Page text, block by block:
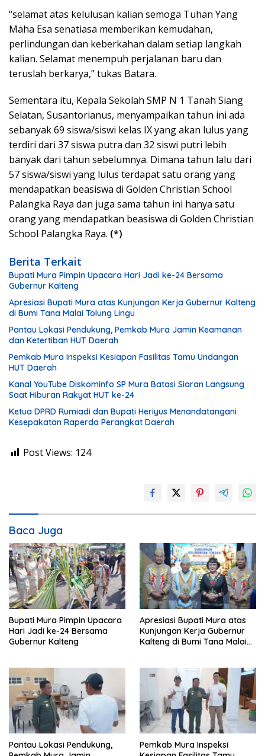
“selamat atas kelulusan kalian semoga Tuhan Yang
Maha Esa senatiasa memberikan kemudahan,
perlindungan dan keberkahan dalam setiap langkah
kalian. Selamat menempuh perjalanan baru dan
teruslah berkarya,” tukas Batara.
Sementara itu, Kepala Sekolah SMP N 1 Tanah Siang
Selatan, Susantorianus, menyampaikan tahun ini ada
sebanyak 69 siswa/siswi kelas IX yang akan lulus yang
terdiri dari 37 siswa putra dan 32 siswi putri lebih
banyak dari tahun sebelumnya. Dimana tahun lalu dari
57 siswa/siswi yang lulus terdapat satu orang yang
mendapatkan beasiswa di Golden Christian School
Palangka Raya dan juga sama tahun ini hanya satu
orang yang mendapatkan beasiswa di Golden Christian
School Palangka Raya. (*)
Berita Terkait
Bupati Mura Pimpin Upacara Hari Jadi ke-24 Bersama
Gubernur Kalteng
Apresiasi Bupati Mura atas Kunjungan Kerja Gubernur Kalteng
di Bumi Tana Malai Tolung Lingu
Pantau Lokasi Pendukung, Pemkab Mura Jamin Keamanan
dan Ketertiban HUT Daerah
Pemkab Mura Inspeksi Kesiapan Fasilitas Tamu Undangan
HUT Daerah
Kanal YouTube Diskominfo SP Mura Batasi Siaran Langsung
Saat Hiburan Rakyat HUT ke-24
Ketua DPRD Rumiadi dan Bupati Heriyus Menandatangani
Kesepakatan Raperda Perangkat Daerah
Post Views: 124
Baca Juga
Bupati Mura Pimpin Upacara
Hari Jadi ke-24 Bersama
Gubernur Kalteng
Apresiasi Bupati Mura atas
Kunjungan Kerja Gubernur
Kalteng di Bumi Tana Malai
Pantau Lokasi Pendukung,
Pemkab Mura Inspeksi